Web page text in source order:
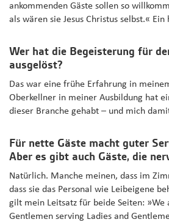
ankommenden Gäste sollen so
als wären sie Jesus Christus selbst.« Ein
Wer hat die Begeisterung für
ausgelöst?
Das war eine frühe Erfahrung in
Oberkellner in meiner Ausbildung hat
dieser Branche gehabt – und mich
Für nette Gäste macht guter
Aber es gibt auch Gäste, die
Natürlich. Manche meinen, dass im
dass sie das Personal wie Leibeigene
gilt mein Leitsatz für beide Seiten: »We
Gentlemen serving Ladies and